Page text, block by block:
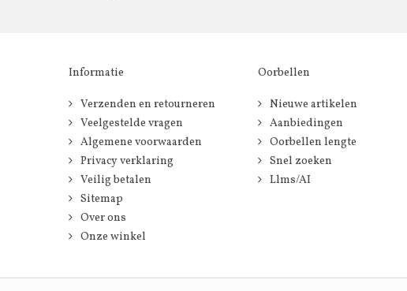
Informatie
Verzenden en retourneren
Veelgestelde vragen
Algemene voorwaarden
Privacy verklaring
Veilig betalen
Sitemap
Over ons
Onze winkel
Oorbellen
Nieuwe artikelen
Aanbiedingen
Oorbellen lengte
Snel zoeken
Llms/AI